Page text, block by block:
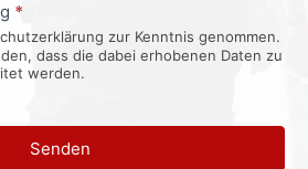
*
zur Kenntnis genommen.
dass die dabei erhobenen Daten zu
werden.
Senden